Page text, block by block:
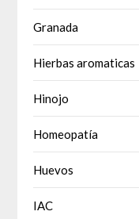
Granada
Hierbas aromaticas
Hinojo
Homeopatía
Huevos
IAC